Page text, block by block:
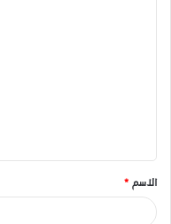
ق
*
الاسم *